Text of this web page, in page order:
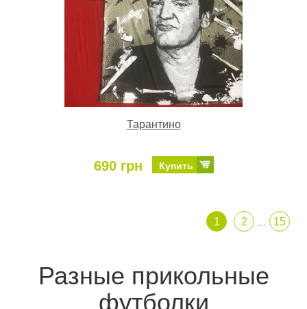
Тарантино
690 грн Купить
1 2 15
Разные прикольные
футболки